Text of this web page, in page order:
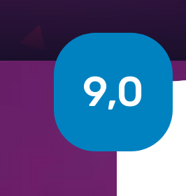
9,0